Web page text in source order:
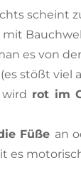
scheint
mit
es von
stößt viel
rot im
Füße an
es